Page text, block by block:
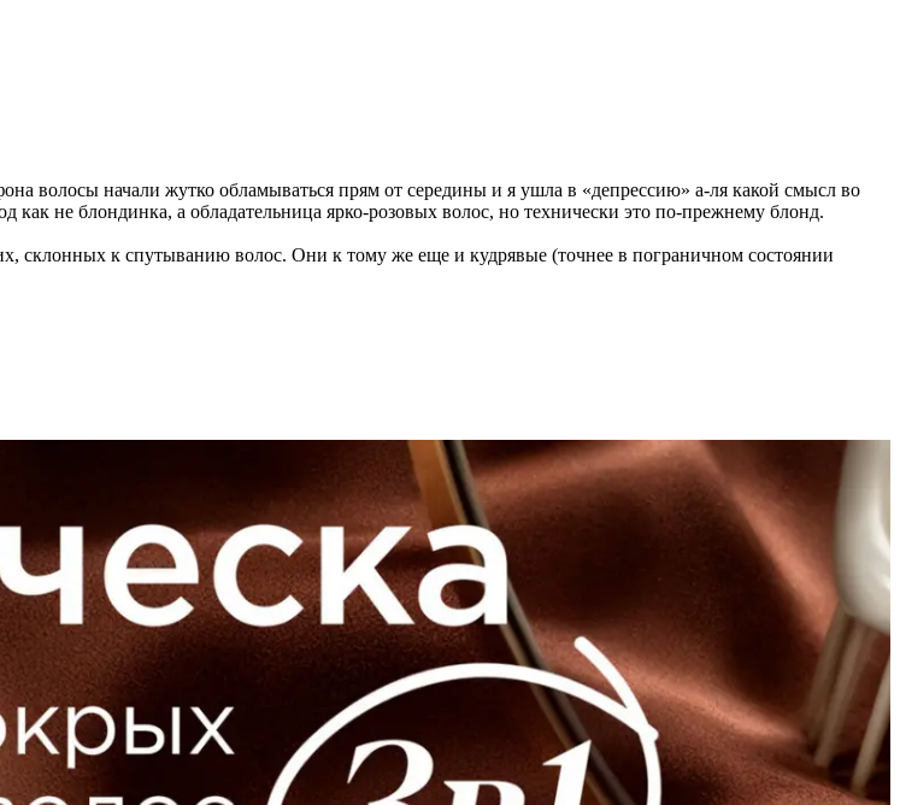
волосы начали жутко обламываться прям от середины и я ушла в «депрессию» а-ля какой смысл во
как не блондинка, а обладательница ярко-розовых волос, но технически это по-прежнему блонд.
склонных к спутыванию волос. Они к тому же еще и кудрявые (точнее в пограничном состоянии